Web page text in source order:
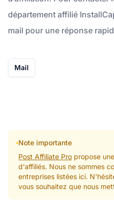
département affilié
mail pour une réponse
Mail
Note importante
Post Affiliate Pro propose
d'affiliés. Nous ne sommes
entreprises listées ici.
vous souhaitez que nous